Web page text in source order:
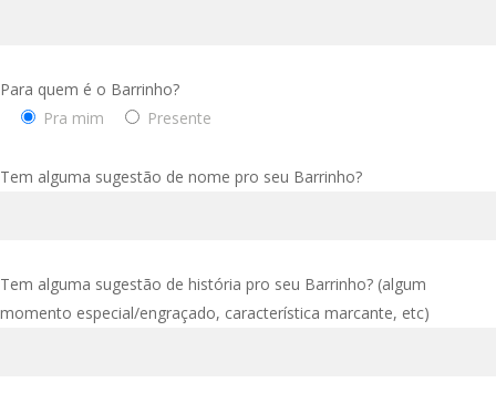
Para quem é o Barrinho?
Pra mim
Presente
Tem alguma sugestão de nome pro seu Barrinho?
Tem alguma sugestão de história pro seu Barrinho? (algum
momento especial/engraçado, característica marcante, etc)